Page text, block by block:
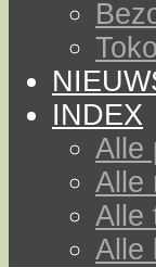
INDEX
Alle
Alle
Alle
Alle